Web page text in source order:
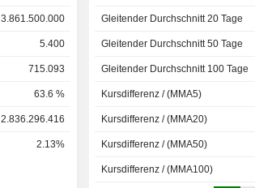
3.861.500.000
5.400
715.093
63.6 %
2.836.296.416
2.13%
Gleitender Durchschnitt 20 Tage
Gleitender Durchschnitt 50 Tage
Gleitender Durchschnitt 100 Tage
Kursdifferenz / (MMA5)
Kursdifferenz / (MMA20)
Kursdifferenz / (MMA50)
Kursdifferenz / (MMA100)